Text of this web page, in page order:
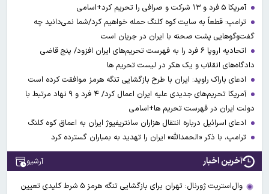
آمریکا ۵ فرد و ۱۳ شرکت و صرافی را تحریم کرد+اسامی
ترامپ: قطعاً به سایت کوه کلنگ حمله خواهیم کرد/شما نمی‌دانید چه
گفت‌وگوهایی پشت صحنه با ایران در جریان است
اتحادیه اروپا ۶ فرد را به فهرست تحریم‌های ایران افزود/ پنج قاضی
دادگاه‌های انقلاب و یک هکر در لیست تحریم ها
ادعای باراک راوید: ایران با طرح بازگشایی تنگه هرمز موافقت کرده است
آمریکا تحریم‌های جدیدی علیه ایران اعمال کرد/ ۴ فرد و ۹ نهاد مرتبط با
دولت ایران در فهرست تحریم ها+اسامی
ادعای اسرائیل درباره انتقال هزاران سانتریفیوژ ایران به اعماق کوه کلنگ
ترامپ، با ذکر «الحمدالله» ایران را تهدید به بمباران گسترده کرد
آخرین اخبار آرشیو
وال‌استریت ژورنال: تهران برای بازگشایی تنگه هرمز ۵ شرط کلیدی تعیین